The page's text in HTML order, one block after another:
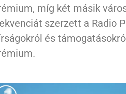
míg két másik
szerzett a Radio
és